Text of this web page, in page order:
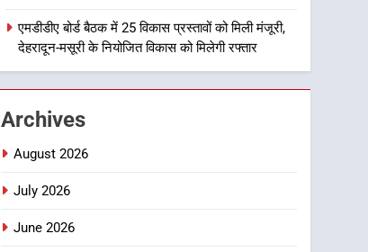
प्राथमिकता, आने वाले महीनों में
हजारों पदों पर की जाएगी भर्ती
उत्तराखंड समाचार
2
दिल्ली-देहरादून आर्थिक कॉरिडोर
एमडीडीए बोर्ड बैठक में 25 विकास प्रस्तावों को मिली मंजूरी,
देहरादून-मसूरी के नियोजित विकास को मिलेगी रफ्तार
Archives
August 2026
July 2026
June 2026